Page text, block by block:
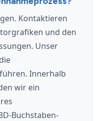
Kontaktieren
und den
Unser
Innerhalb
wir ein
Buchstaben-